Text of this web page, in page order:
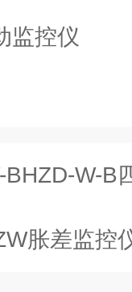
监控仪
BHZD-W-B
胀差监控